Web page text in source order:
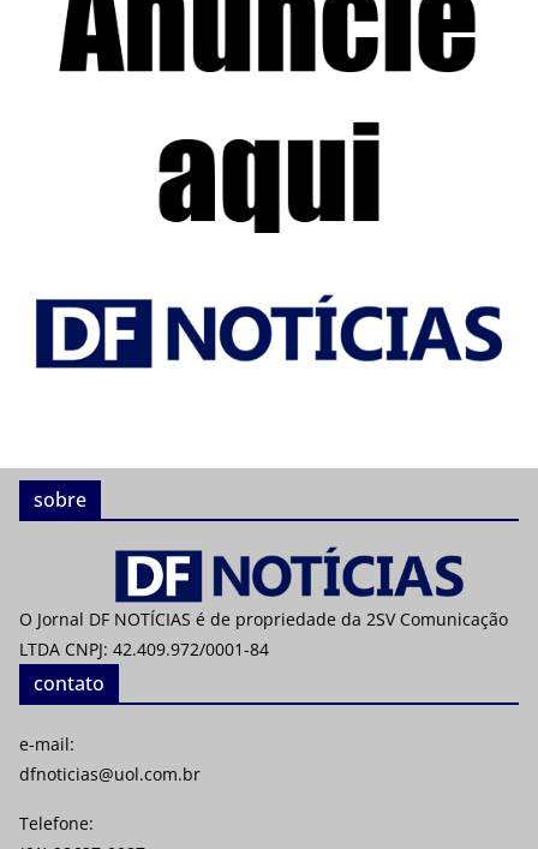
sobre
O Jornal DF NOTÍCIAS é de propriedade da 2SV Comunicação
LTDA CNPJ: 42.409.972/0001-84
contato
e-mail:
dfnoticias@uol.com.br
Telefone: